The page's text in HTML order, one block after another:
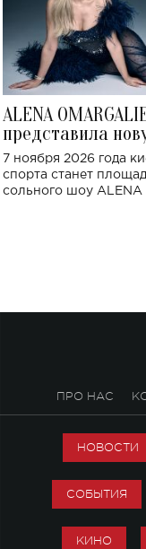
ALENA
представила
большого
спорта
7 ноября 2026 года
спорта станет
сольного шоу ALENA
ПРО НАС
НОВОСТИ
СОБЫТИЯ
КИНО